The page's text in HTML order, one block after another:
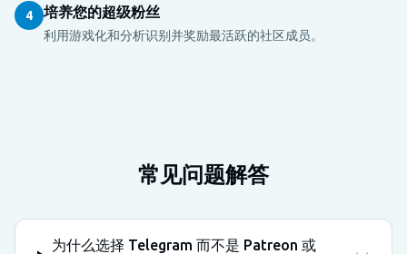
4 培养您的超级粉丝
利用游戏化和分析识别并奖励最活跃的社区成员。
常见问题解答
为什么选择 Telegram 而不是 Patreon 或